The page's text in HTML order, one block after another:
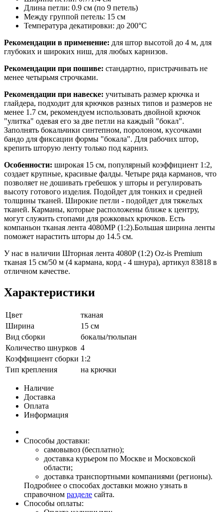
Длина петли: 0.9 см (по 9 петель)
Между группой петель: 15 см
Температура декатировки: до 200°С
Рекомендации в применение: для штор высотой до 4 м, для
глубоких и широких ниш, для любых карнизов.
Рекомендации при пошиве: стандартно, пристрачивать не
менее четырьмя строчками.
Рекомендации при навеске: учитывать размер крючка и
глайдера, подходит для крючков разных типов и размеров не
менее 1.7 см, рекомендуем использовать двойной крючок
"улитка" одевая его за две петли на каждый "бокал".
Заполнять бокальчики синтепном, поролоном, кусочками
бандо для фиксации формы "бокала". Для рабочих штор,
крепить шторую ленту только под карниз.
Особенности: широкая 15 см, популярный коэффициент 1:2,
создает крупные, красивые фалды. Четыре ряда карманов, что
позволяет не дошивать гребешок у шторы и регулировать
высоту готового изделия. Подойдет для тонких и средней
толщины тканей. Широкие петли - подойдет для тяжелых
тканей. Карманы, которые расположены ближе к центру,
могут служить стопами для рожковых крючков. Есть
компаньон тканая лента 4080MР (1:2).Большая ширина ленты
поможет нарастить шторы до 14.5 см.
У нас в наличии Шторная лента 4080P (1:2) Oz-is Premium
тканая 15 см/50 м (4 кармана, корд - 4 шнура), артикул 83818 в
отличном качестве.
Характеристики
Цвет
тканая
Ширина
15 см
Вид сборки
бокалы/тюльпан
Количество шнурков 4
Коэффициент сборки 1:2
Тип крепления
на крючки
Наличие
Доставка
Оплата
Информация
Способы доставки:
самовывоз (бесплатно);
доставка курьером по Москве и Московской
области;
доставка транспортными компаниями (регионы).
Подробнее о способах доставки можно узнать в
справочном разделе сайта.
Способы оплаты: